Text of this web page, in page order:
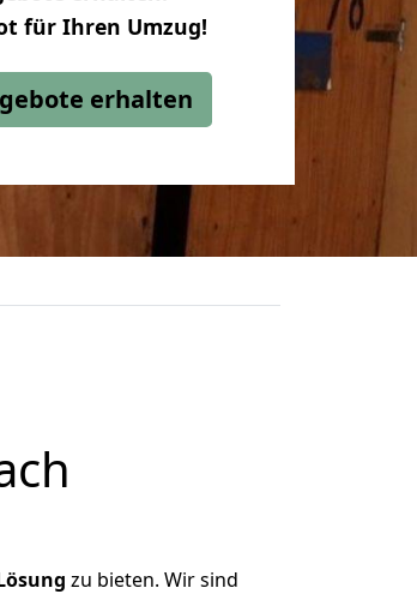
für Ihren Umzug!
erhalten
zu bieten. Wir sind